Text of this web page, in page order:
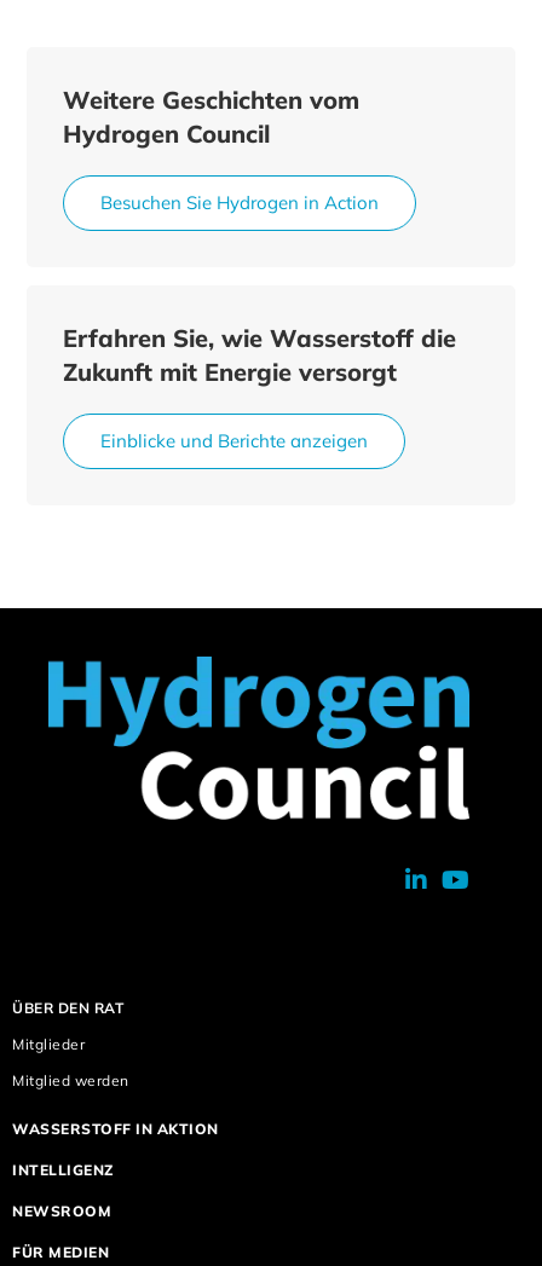
Weitere Geschichten vom
Hydrogen Council
Besuchen Sie Hydrogen in Action
Erfahren Sie, wie Wasserstoff die
Zukunft mit Energie versorgt
Einblicke und Berichte anzeigen
ÜBER DEN RAT
Mitglieder
Mitglied werden
WASSERSTOFF IN AKTION
INTELLIGENZ
NEWSROOM
FÜR MEDIEN